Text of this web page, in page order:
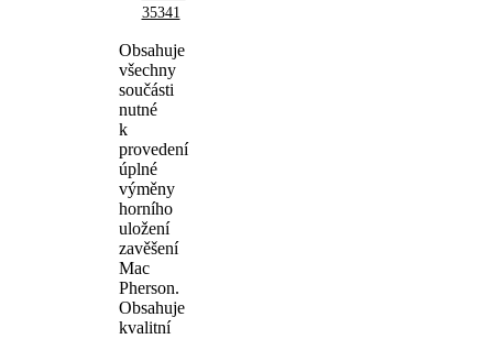
35341
Obsahuje
všechny
součásti
nutné
k
provedení
úplné
výměny
horního
uložení
zavěšení
Mac
Pherson.
Obsahuje
kvalitní